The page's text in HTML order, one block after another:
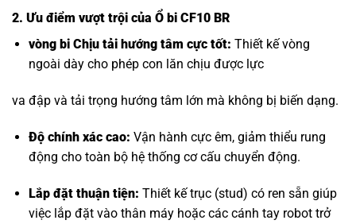
2. Ưu điểm vượt trội của Ổ bi CF10 BR
vòng bi Chịu tải hướng tâm cực tốt: Thiết kế vòng
ngoài dày cho phép con lăn chịu được lực
va đập và tải trọng hướng tâm lớn mà không bị biến dạng.
Độ chính xác cao: Vận hành cực êm, giảm thiểu rung
động cho toàn bộ hệ thống cơ cấu chuyển động.
Lắp đặt thuận tiện: Thiết kế trục (stud) có ren sẵn giúp
việc lắp đặt vào thân máy hoặc các cánh tay robot trở